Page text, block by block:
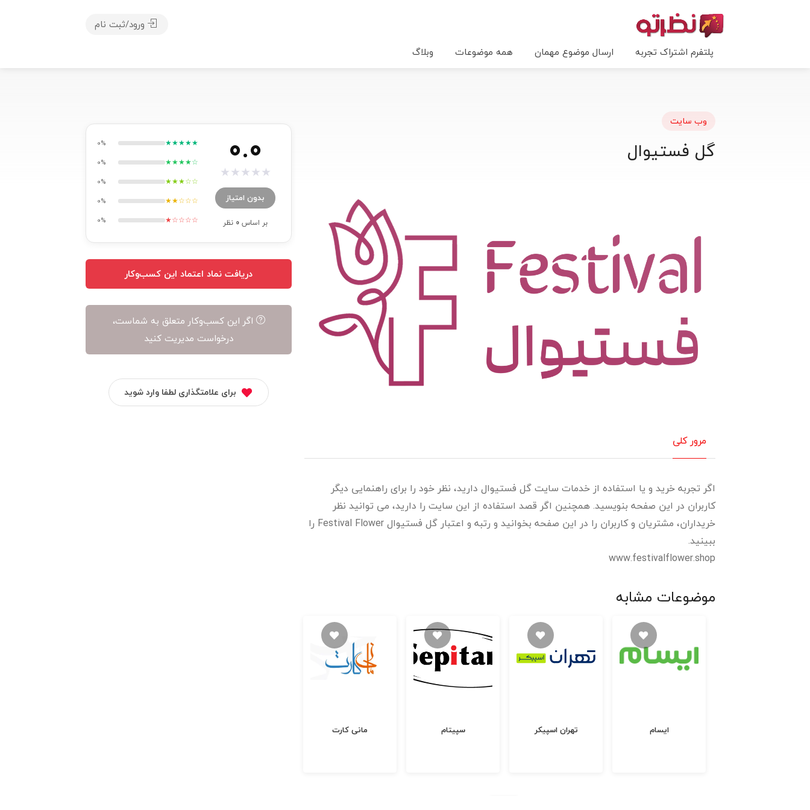
پلتفرم اشتراک تجربه ارسال موضوع مهمان همه موضوعات وبلاگ
ورود/ثبت نام
وب سایت
گل فستیوال
مرور کلی
اگر تجربه خرید و یا استفاده از خدمات سایت گل فستیوال دارید، نظر خود را برای راهنمایی دیگر
کاربران در این صفحه بنویسید. همچنین اگر قصد استفاده از این سایت را دارید، می توانید نظر
خریداران، مشتریان و کاربران را در این صفحه بخوانید و رتبه و اعتبار گل فستیوال Festival Flower را
ببینید.
www.festivalflower.shop
موضوعات مشابه
مانی کارت سپیتام تهران اسپیکر ایسام
0.0
★
★
★
★
★
بدون امتیاز
بر اساس0 نظر
★★★★★
0%
★★★★☆
0%
★★★☆☆
0%
★★☆☆☆
0%
★☆☆☆☆
0%
دریافت نماد اعتماد این کسب‌وکار
اگر این کسب‌وکار متعلق به شماست،
درخواست مدیریت کنید
برای علامتگذاری لطفا وارد شوید